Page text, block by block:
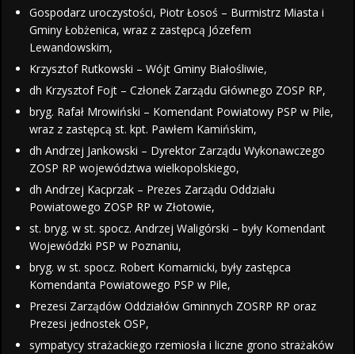
Gospodarz uroczystości, Piotr Łosoś – Burmistrz Miasta i
Gminy Łobżenica, wraz z zastępcą Józefem
Lewandowskim,
Krzysztof Rutkowski – Wójt Gminy Białośliwie,
dh Krzysztof Fojt – Członek Zarządu Głównego ZOSP RP,
bryg. Rafał Mrowiński – Komendant Powiatowy PSP w Pile,
wraz z zastępcą st. kpt. Pawłem Kamińskim,
dh Andrzej Jankowski – Dyrektor Zarządu Wykonawczego
ZOSP RP województwa wielkopolskiego,
dh Andrzej Kacprzak – Prezes Zarządu Oddziału
Powiatowego ZOSP RP w Złotowie,
st. bryg. w st. spocz. Andrzej Waligórski – były Komendant
Wojewódzki PSP w Poznaniu,
bryg. w st. spocz. Robert Komarnicki, były zastępca
Komendanta Powiatowego PSP w Pile,
Prezesi Zarządów Oddziałów Gminnych ZOSRP RP oraz
Prezesi jednostek OSP,
sympatycy strażackiego rzemiosła i liczne grono strażaków